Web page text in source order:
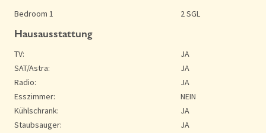
Bedroom 1 2 SGL
Hausausstattung
TV:
JA
SAT/Astra:
JA
Radio:
JA
Esszimmer:
NEIN
Kühlschrank:
JA
Staubsauger:
JA